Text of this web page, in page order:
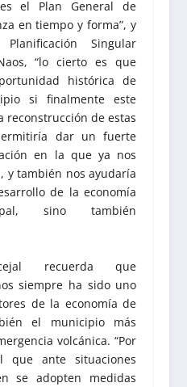
el Plan General de
en tiempo y forma”, y
Singular
“lo cierto es que
histórica de
si finalmente este
reconstrucción de estas
dar un fuerte
en la que ya nos
y también nos ayudaría
de la economía
sino también
recuerda que
siempre ha sido uno
de la economía de
el municipio más
volcánica. “Por
ante situaciones
se adopten medidas